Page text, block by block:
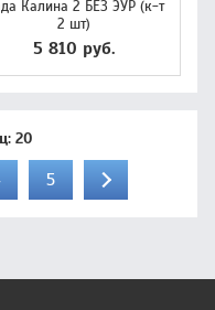
Калина 2 БЕЗ ЭУР (к-т
2 шт)
5 810 руб.
20
5